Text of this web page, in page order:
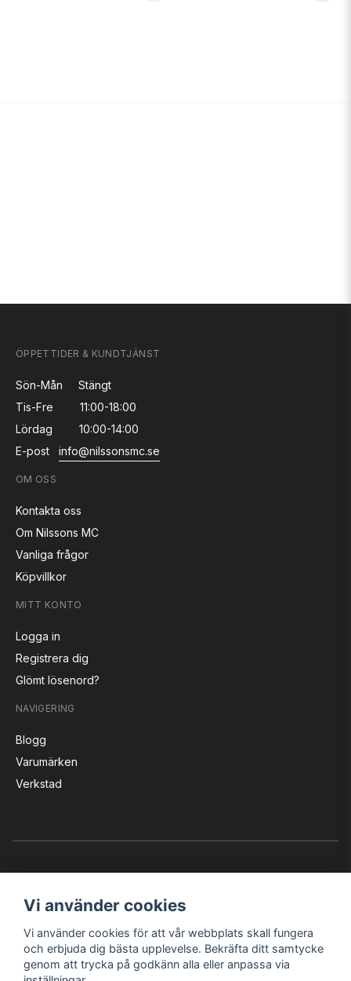
ÖPPETTIDER & KUNDTJÄNST
Sön-Mån
Stängt
Tis-Fre
11:00-18:00
Lördag
10:00-14:00
E-post
info@nilssonsmc.se
OM OSS
Kontakta oss
Om Nilssons MC
Vanliga frågor
Köpvillkor
MITT KONTO
Logga in
Registrera dig
Glömt lösenord?
NAVIGERING
Blogg
Varumärken
Verkstad
Instagram Facebook YouTube
Vi använder cookies
Vi använder cookies för att vår webbplats skall fungera
och erbjuda dig bästa upplevelse. Bekräfta ditt samtycke
genom att trycka på godkänn alla eller anpassa via